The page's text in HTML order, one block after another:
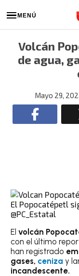
MENÚ
Volcán
de agua,
Mayo 29,
El Popocatépetl
@PC_Estatal
Elvolcán
con el último
han registrado
gases, cenizay
incandescente.